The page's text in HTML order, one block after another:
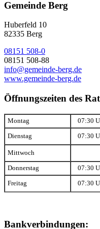
Gemeinde Berg
Huberfeld 10
82335 Berg
08151 508-0
08151 508-88
info@gemeinde-berg.de
www.gemeinde-berg.de
Öffnungszeiten des
Montag 07:30
Dienstag 07:30
Mittwoch
Donnerstag 07:30
Freitag 07:30
Bankverbindungen: